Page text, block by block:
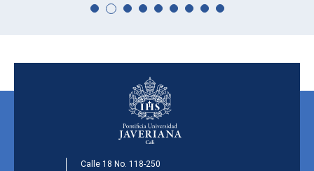
Calle 18 No. 118-250